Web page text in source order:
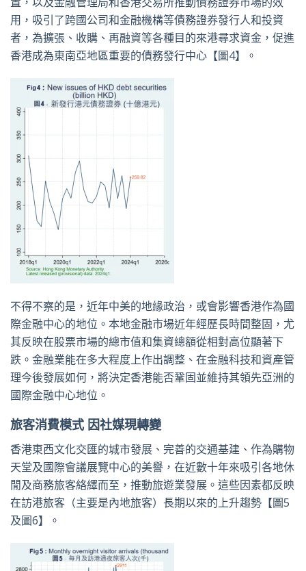
用，吸引了跨國公司和金融機構等債務證券發行人和投資
者，為擴張、收購、再融資等各種目的來港尋求資金，促進
香港成為東南亞地區重要的債務發行中心【圖4】。
不得不察的是，近年中美的地緣政治，或會影響香港作為國
際金融中心的地位。本地金融市場近年經歷長時間整固，尤
其反映在股票市場的總市值和集資總額從相對高位顯著下
跌。金融業能在多大程度上作出調整、在金融科技和資產管
理今後發展如何，將決定香港能否鞏固並維持其領先亞洲的
國際金融中心地位。
旅客消費模式 因社媒現轉變
香港東西文化交匯的城市發展、完善的交通基建、作為購物
天堂及國際會議展覽中心的美譽，在近數十年來吸引各地休
閒及商務旅客絡繹而至，推動旅遊業發展。這些因素都反映
在訪港旅客（主要是內地旅客）長期以來的上升趨勢【圖5
及圖6】。